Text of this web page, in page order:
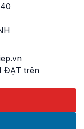
ĐẠT trên